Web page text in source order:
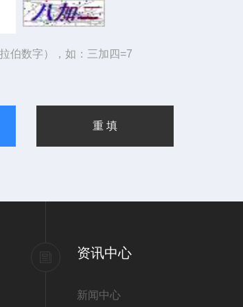
伯数字），如：三加四=7
资讯中心
新闻中心